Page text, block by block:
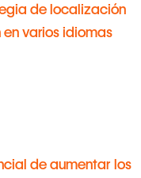
de localización
varios idiomas
de aumentar los